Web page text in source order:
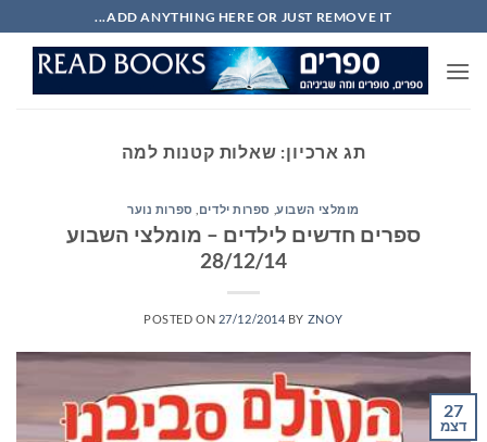
to
content
ADD ANYTHING HERE OR JUST REMOVE IT...
תג ארכיון: שאלות קטנות למה
מומלצי השבוע, ספרות ילדים ספרות נוער
ספרים חדשים לילדים – מומלצי השבוע
28/12/14
POSTED ON 27/12/2014 BY ZNOY
27
דצמ